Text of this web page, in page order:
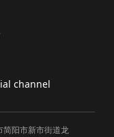
channel
简阳市新市街道龙